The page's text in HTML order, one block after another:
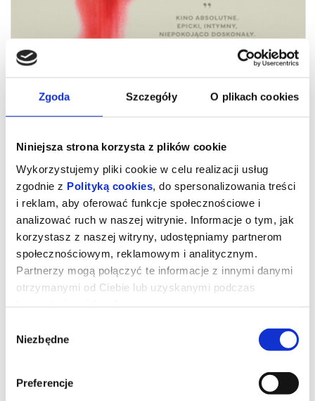
Zgoda Szczegóły O plikach cookies
Niniejsza strona korzysta z plików cookie
Wykorzystujemy pliki cookie w celu realizacji usług
zgodnie z Polityką cookies , do spersonalizowania treści
i reklam, aby oferować funkcje społecznościowe i
analizować ruch w naszej witrynie. Informacje o tym, jak
korzystasz z naszej witryny, udostępniamy partnerom
społecznościowym, reklamowym i analitycznym.
Partnerzy mogą połączyć te informacje z innymi danymi
otrzymanymi od Ciebie lub uzyskanymi podczas
zgody
Niezbędne
Preferencje
DKF - Wpatrując się w słońce
Łączący ulotność i melancholię „Przekleństw niewinności” Sofii
Coppoli z monumentalnym i nowatorskim charakterem „Strefy
zdaniem polskich recenzentów, mogłaby być ekranizacją
bestsellerowej książki „Chłopki” Joanny Kuciel-Frydryszak. Na
jednej farmie w północnych Niemczech, w różnych momentach